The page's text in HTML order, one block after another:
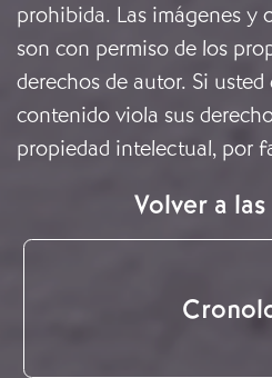
prohibida. Las imágenes y
son con permiso de los
derechos de autor. Si
contenido viola sus
propiedad intelectual, por
Volver a